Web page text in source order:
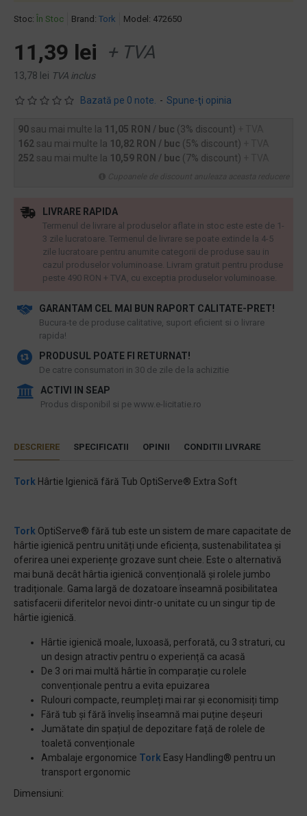
Stoc: În Stoc Brand: Tork Model: 472650
Bazată pe 0 note. - Spune-ţi opinia
11,39 lei + TVA
13,78 lei TVA inclus
90 sau mai multe la 11,05 RON / buc (3% discount)
162 sau mai multe la 10,82 RON / buc (5% discount)
252 sau mai multe la 10,59 RON / buc (7% discount)
GARANTAM CEL MAI BUN RAPORT CALITATE-PRET!
​Bucura-te de produse calitative, suport eficient si o livrare
rapida!
PRODUSUL POATE FI RETURNAT!
De catre consumatori in 30 de zile de la achizitie
ACTIVI IN SEAP
Produs disponibil si pe www.e-licitatie.ro
LIVRARE RAPIDA
Termenul de livrare al produselor aflate in stoc este este de 1-
3 zile lucratoare. Termenul de livrare se poate extinde la 4-5
zile lucratoare pentru anumite categorii de produse sau in
cazul produselor voluminoase. Livram gratuit pentru produse
peste 490 RON + TVA, cu exceptia produselor voluminoase.
DESCRIERE SPECIFICATII OPINII CONDITII LIVRARE
Tork Hârtie Igienică fără Tub OptiServe® Extra Soft
Tork OptiServe® fără tub este un sistem de mare capacitate de
hârtie igienică pentru unități unde eficiența, sustenabilitatea și
oferirea unei experiențe grozave sunt cheie. Este o alternativă
mai bună decât hârtia igienică convențională și rolele jumbo
tradiționale. Gama largă de dozatoare înseamnă posibilitatea
satisfacerii diferitelor nevoi dintr-o unitate cu un singur tip de
hârtie igienică.
Hârtie igienică moale, luxoasă, perforată, cu 3 straturi, cu
un design atractiv pentru o experiență ca acasă
De 3 ori mai multă hârtie în comparație cu rolele
convenționale pentru a evita epuizarea
Rulouri compacte, reumpleți mai rar și economisiți timp
Fără tub și fără înveliș înseamnă mai puține deșeuri
Jumătate din spațiul de depozitare față de rolele de
toaletă convenționale
Ambalaje ergonomice Tork Easy Handling® pentru un
transport ergonomic
Dimensiuni: